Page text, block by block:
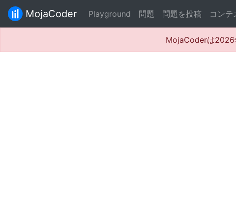
MojaCoder Playground 問題 問題を投稿 コンテ
MojaCoderは2026